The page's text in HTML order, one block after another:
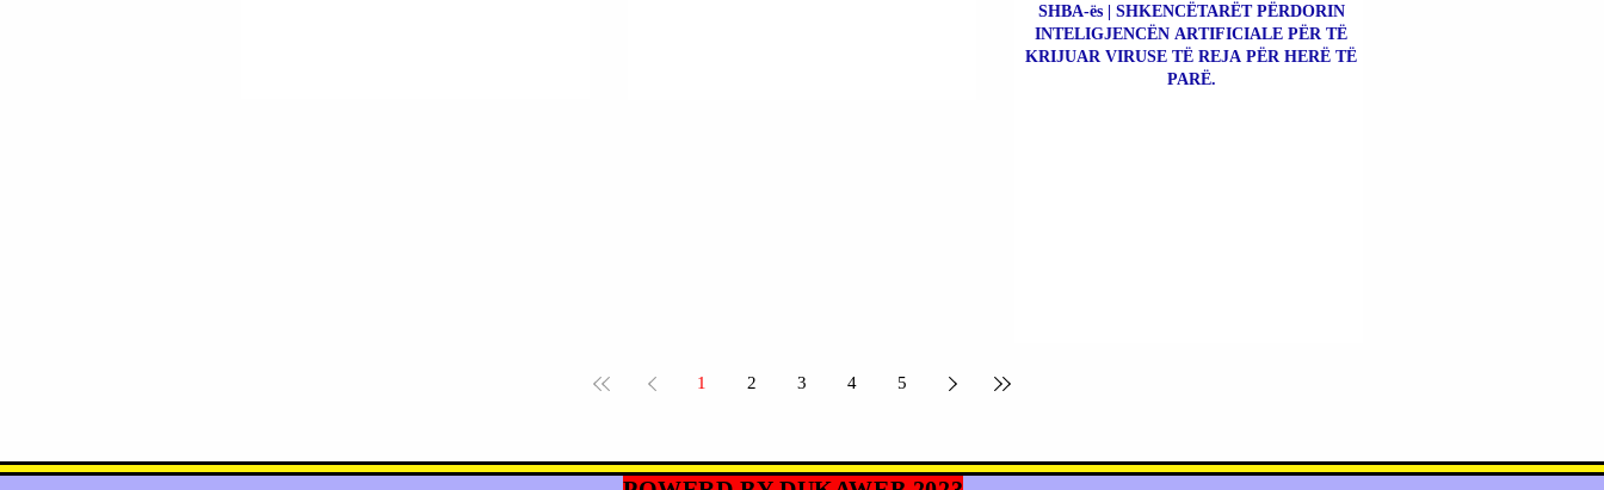
SHBA-ës | SHKENCËTARËT PËRDORIN
INTELIGJENCËN ARTIFICIALE PËR TË
KRIJUAR VIRUSE TË REJA PËR HERË TË
PARË.
1 2 3 4 5